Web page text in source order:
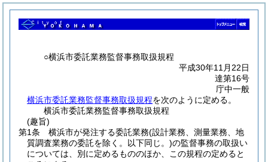
○横浜市委託業務監督事務取扱規程
平成30年11月22日
達第16号
庁中一般
横浜市委託業務監督事務取扱規程を次のように定める。
横浜市委託業務監督事務取扱規程
(趣旨)
第1条
横浜市が発注する委託業務(設計業務、測量業務、地
質調査業務の委託を除く。以下同じ。)の監督事務の取扱い
については、別に定めるもののほか、この規程の定めると